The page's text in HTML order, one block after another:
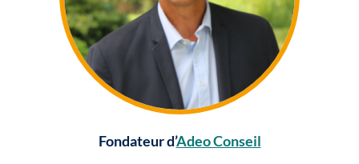
Fondateur d’Adeo Conseil